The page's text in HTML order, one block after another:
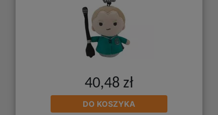
40,48 zł
DO KOSZYKA